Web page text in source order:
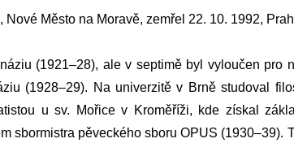
Město na Moravě, zemřel 22. 10. 1992,
(1921–28), ale v septimě byl vyloučen pro
(1928–29). Na univerzitě v Brně studoval
u sv. Mořice v Kroměříži, kde získal
sbormistra pěveckého sboru OPUS (1930–39).